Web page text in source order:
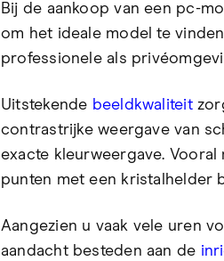
Bij de aankoop van een pc-
om het ideale model te
professionele als
Uitstekende beeldkwaliteit
contrastrijke weergave van
exacte kleurweergave.
punten met een kristalhelder
Aangezien u vaak vele uren
aandacht besteden aan de